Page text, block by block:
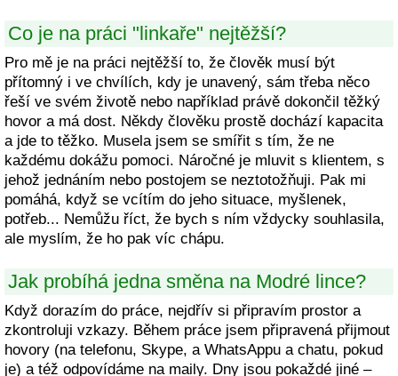
Co je na práci "linkaře" nejtěžší?
Pro mě je na práci nejtěžší to, že člověk musí být
přítomný i ve chvílích, kdy je unavený, sám třeba něco
řeší ve svém životě nebo například právě dokončil těžký
hovor a má dost. Někdy člověku prostě dochází kapacita
a jde to těžko. Musela jsem se smířit s tím, že ne
každému dokážu pomoci. Náročné je mluvit s klientem, s
jehož jednáním nebo postojem se neztotožňuji. Pak mi
pomáhá, když se vcítím do jeho situace, myšlenek,
potřeb... Nemůžu říct, že bych s ním vždycky souhlasila,
ale myslím, že ho pak víc chápu.
Jak probíhá jedna směna na Modré lince?
Když dorazím do práce, nejdřív si připravím prostor a
zkontroluji vzkazy. Během práce jsem připravená přijmout
hovory (na telefonu, Skype, a WhatsAppu a chatu, pokud
je) a též odpovídáme na maily. Dny jsou pokaždé jiné –